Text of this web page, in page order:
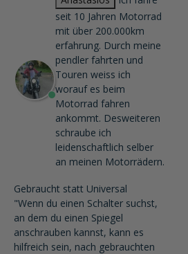
seit 10 Jahren Motorrad
mit über 200.000km
erfahrung. Durch meine
pendler fahrten und
Touren weiss ich
worauf es beim
Motorrad fahren
ankommt. Desweiteren
schraube ich
leidenschaftlich selber
an meinen Motorrädern.
Gebraucht statt Universal
"Wenn du einen Schalter suchst,
an dem du einen Spiegel
anschrauben kannst, kann es
hilfreich sein, nach gebrauchten